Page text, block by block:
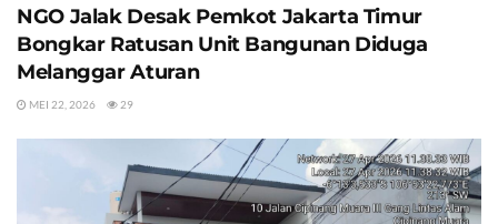
NGO Jalak Desak Pemkot Jakarta Timur
Bongkar Ratusan Unit Bangunan Diduga
Melanggar Aturan
MEI 22, 2026 29